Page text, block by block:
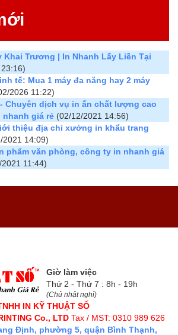
Khai Trương | In Nhanh Lấy Liền Tại
tế: Mua 1 máy đa năng hay 2 máy
2026 11:22)
Chuyên dịch vụ in ấn chất lượng cao
nhanh giá rẻ (02/12/2021 14:56)
thiệu địa chỉ xưởng in khẩu trang
2021 14:09)
phẩm văn phòng, công ty in nhanh giá
2021 11:44)
Giờ làm việc
Thứ 2 - Thứ 7 : 8h - 19h
(Chủ nhật nghỉ)
IN KỸ THUẬT SỐ
Co., LTD Tax / MST: 0310 989 626
Định, phường 5, quận Bình Thạnh,